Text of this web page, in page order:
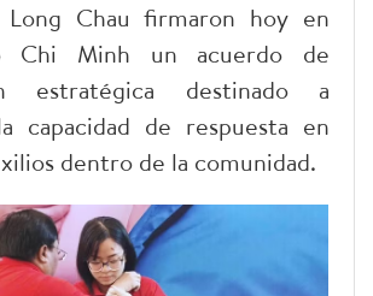
Long Chau firmaron hoy en
Chi Minh un acuerdo de
estratégica destinado a
capacidad de respuesta en
dentro de la comunidad.